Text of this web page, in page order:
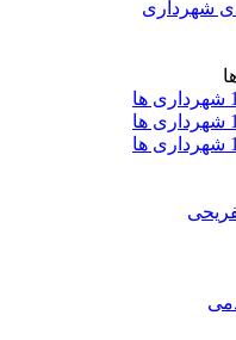
شهرداری